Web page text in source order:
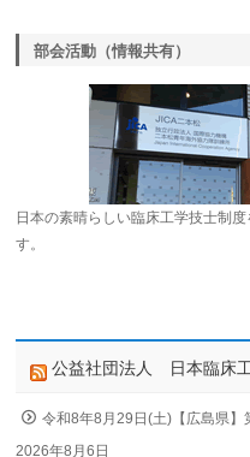
部会活動（情報共有）
日本の素晴らしい臨床工学技士制
す。
公益社団法人 日本臨床
令和8年8月29日(土)【広島県
2026年8月6日